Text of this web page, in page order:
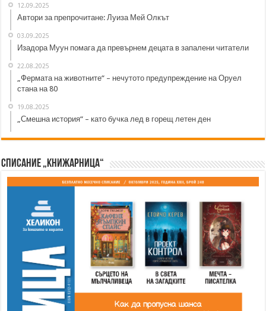
12.09.2025
Автори за препрочитане: Луиза Мей Олкът
03.09.2025
Изадора Муун помага да превърнем децата в запалени читатели
22.08.2025
„Фермата на животните“ – нечутото предупреждение на Оруел
стана на 80
19.08.2025
„Смешна история“ – като бучка лед в горещ летен ден
Списание „Книжарница“